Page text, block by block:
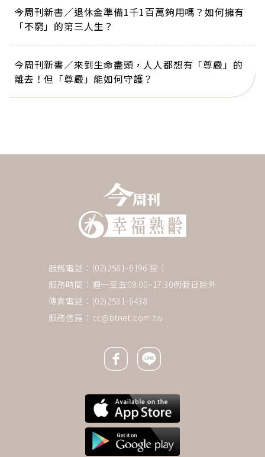
今周刊新書／退休金準備1千1百萬夠用嗎？如何擁有
「不窮」的第三人生？
今周刊新書／來到生命盡頭，人人都想有「尊嚴」的
離去！但「尊嚴」能如何守護？
服務電話：(02)2581-6196 按 1
服務時間：週一至五09:00~17:30例假日除外
傳真電話：(02)2531-6438
服務信箱： cc@btnet.com.tw
Facebook icon
Line icon